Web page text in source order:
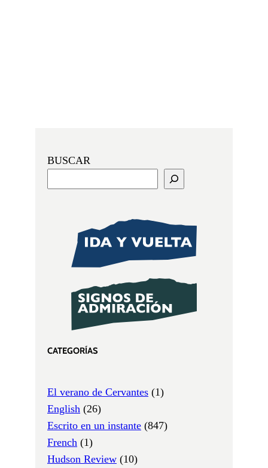
BUSCAR
CATEGORÍAS
El verano de Cervantes (1)
English (26)
Escrito en un instante (847)
French (1)
Hudson Review (10)